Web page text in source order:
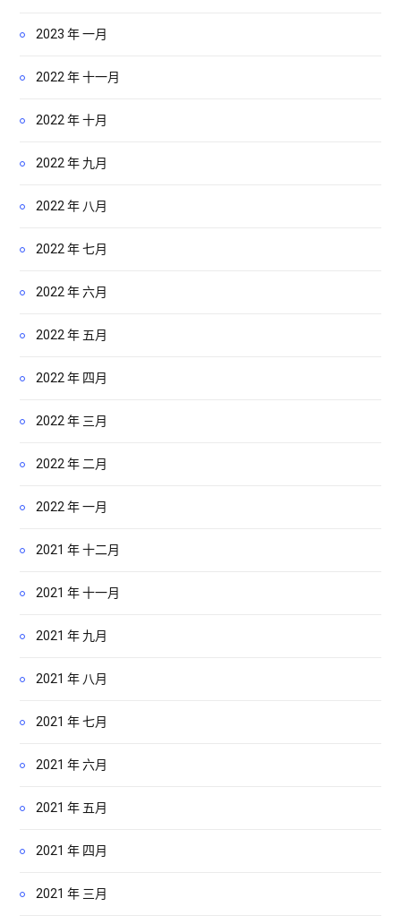
2023 年 一月
2022 年 十一月
2022 年 十月
2022 年 九月
2022 年 八月
2022 年 七月
2022 年 六月
2022 年 五月
2022 年 四月
2022 年 三月
2022 年 二月
2022 年 一月
2021 年 十二月
2021 年 十一月
2021 年 九月
2021 年 八月
2021 年 七月
2021 年 六月
2021 年 五月
2021 年 四月
2021 年 三月